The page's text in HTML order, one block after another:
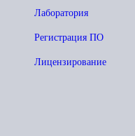
Лаборатория
Регистрация ПО
Лицензирование